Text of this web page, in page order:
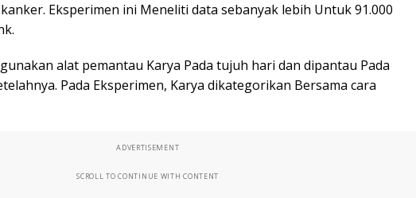
Eksperimen ini Meneliti data sebanyak lebih Untuk 91.000
alat pemantau Karya Pada tujuh hari dan dipantau Pada
Pada Eksperimen, Karya dikategorikan Bersama cara
ADVERTISEMENT
SCROLL TO CONTINUE WITH CONTENT